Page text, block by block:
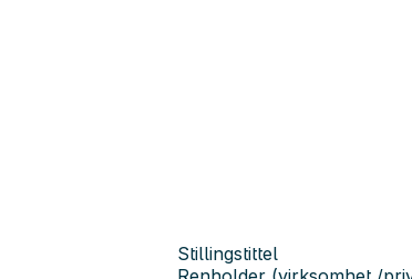
Stillingstittel